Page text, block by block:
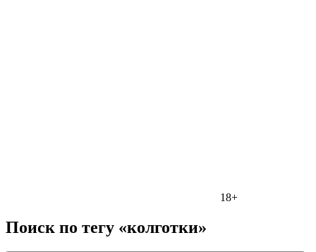
18+
Поиск по тегу «колготки»